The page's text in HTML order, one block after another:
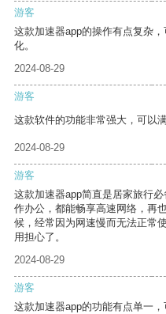
游客
这款加速器app的操作有点复杂
化。
2024-08-29
游客
这款软件的功能非常强大，可以
2024-08-29
游客
这款加速器app简直是居家旅行
作办公，都能畅享高速网络，再
候，经常因为网速慢而无法正常
用担心了。
2024-08-29
游客
这款加速器app的功能有点单一